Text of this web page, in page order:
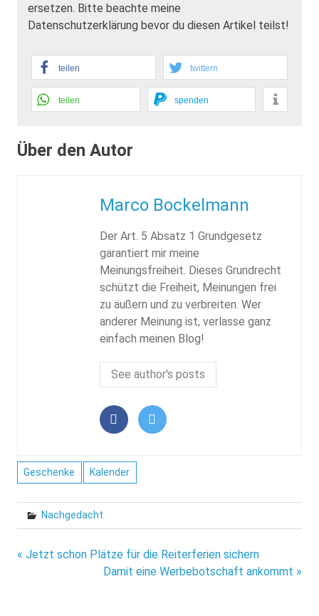
ersetzen. Bitte beachte meine
Datenschutzerklärung bevor du diesen Artikel teilst!
teilen twittern
teilen spenden
Über den Autor
Marco Bockelmann
Der Art. 5 Absatz 1 Grundgesetz
garantiert mir meine
Meinungsfreiheit. Dieses Grundrecht
schützt die Freiheit, Meinungen frei
zu äußern und zu verbreiten. Wer
anderer Meinung ist, verlasse ganz
einfach meinen Blog!
See author's posts
Geschenke Kalender
Nachgedacht
Beitragsnavigation
« Jetzt schon Plätze für die Reiterferien sichern
Damit eine Werbebotschaft ankommt »